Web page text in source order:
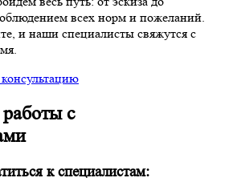
всех норм и пожеланий.
и наши специалисты свяжутся с
с
к специалистам: